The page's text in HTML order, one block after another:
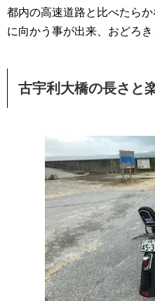
都内の高速道路と比べたら
に向かう事が出来、おどろき
古宇利大橋の長さと